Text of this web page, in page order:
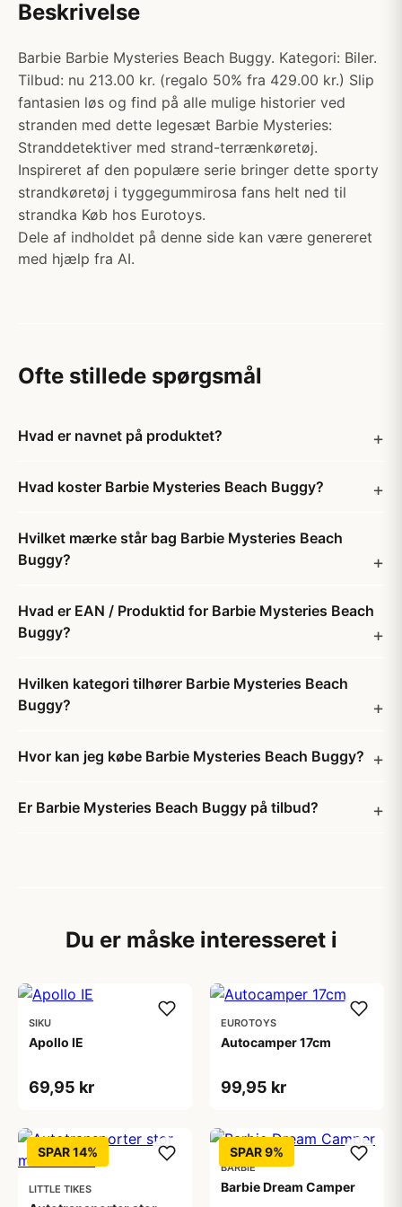
Beskrivelse
Barbie Barbie Mysteries Beach Buggy. Kategori: Biler.
Tilbud: nu 213.00 kr. (regalo 50% fra 429.00 kr.) Slip
fantasien løs og find på alle mulige historier ved
stranden med dette legesæt Barbie Mysteries:
Stranddetektiver med strand-terrænkøretøj.
Inspireret af den populære serie bringer dette sporty
strandkøretøj i tyggegummirosa fans helt ned til
strandka Køb hos Eurotoys.
Dele af indholdet på denne side kan være genereret
med hjælp fra AI.
Ofte stillede spørgsmål
Hvad er navnet på produktet?
Hvad koster Barbie Mysteries Beach Buggy?
Hvilket mærke står bag Barbie Mysteries Beach
Buggy?
Hvad er EAN / Produktid for Barbie Mysteries Beach
Buggy?
Hvilken kategori tilhører Barbie Mysteries Beach
Buggy?
Hvor kan jeg købe Barbie Mysteries Beach Buggy?
Er Barbie Mysteries Beach Buggy på tilbud?
Du er måske interesseret i
SIKU
Apollo IE
69,95 kr
EUROTOYS
Autocamper 17cm
99,95 kr
SPAR 14%
LITTLE TIKES
SPAR 9%
BARBIE
Barbie Dream Camper